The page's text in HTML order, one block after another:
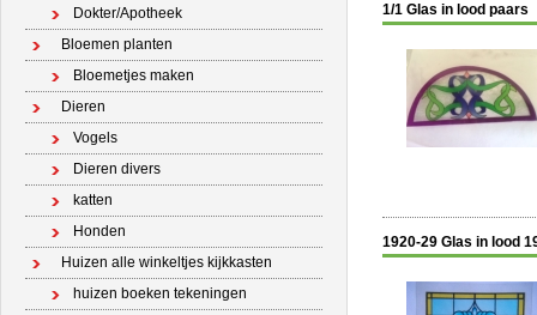
Dokter/Apotheek
Bloemen planten
Bloemetjes maken
Dieren
Vogels
Dieren divers
katten
Honden
Huizen alle winkeltjes kijkkasten
huizen boeken tekeningen
1/1 Glas in lood paars
1920-29 Glas in lood